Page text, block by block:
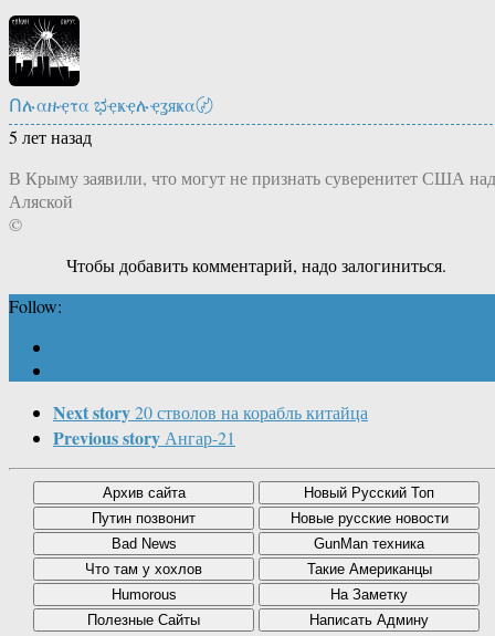
Ոሉαዙҿτα ಭҿҝҿሉҿʓяҝα〄
5 лет назад
В Крыму заявили, что могут не признать суверенитет США над
Аляской
©
Чтобы добавить комментарий, надо залогиниться.
Follow:
Next story20 стволов на корабль китайца
Previous storyАнгар-21